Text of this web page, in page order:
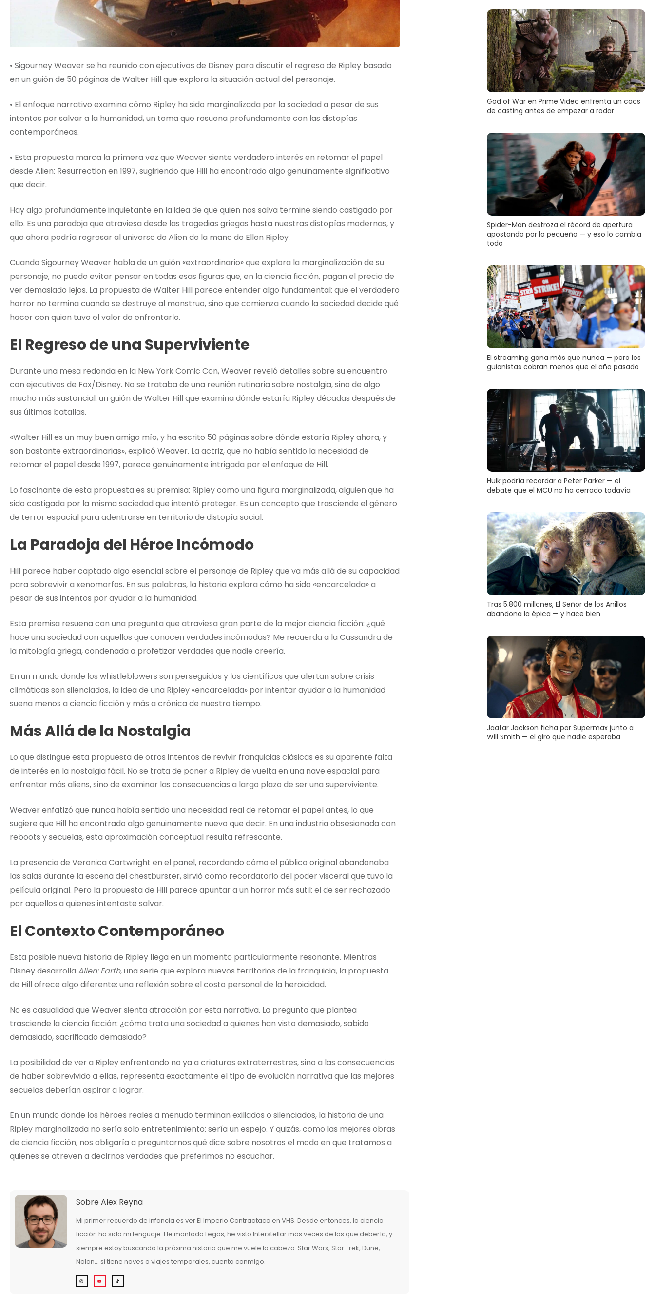
• Sigourney Weaver se ha reunido con ejecutivos de Disney para discutir el regreso de Ripley basado
en un guión de 50 páginas de Walter Hill que explora la situación actual del personaje.
• El enfoque narrativo examina cómo Ripley ha sido marginalizada por la sociedad a pesar de sus
intentos por salvar a la humanidad, un tema que resuena profundamente con las distopías
contemporáneas.
• Esta propuesta marca la primera vez que Weaver siente verdadero interés en retomar el papel
desde Alien: Resurrection en 1997, sugiriendo que Hill ha encontrado algo genuinamente significativo
que decir.
Hay algo profundamente inquietante en la idea de que quien nos salva termine siendo castigado por
ello. Es una paradoja que atraviesa desde las tragedias griegas hasta nuestras distopías modernas, y
que ahora podría regresar al universo de Alien de la mano de Ellen Ripley.
Cuando Sigourney Weaver habla de un guión «extraordinario» que explora la marginalización de su
personaje, no puedo evitar pensar en todas esas figuras que, en la ciencia ficción, pagan el precio de
ver demasiado lejos. La propuesta de Walter Hill parece entender algo fundamental: que el verdadero
horror no termina cuando se destruye al monstruo, sino que comienza cuando la sociedad decide qué
hacer con quien tuvo el valor de enfrentarlo.
El Regreso de una Superviviente
Durante una mesa redonda en la New York Comic Con, Weaver reveló detalles sobre su encuentro
con ejecutivos de Fox/Disney. No se trataba de una reunión rutinaria sobre nostalgia, sino de algo
mucho más sustancial: un guión de Walter Hill que examina dónde estaría Ripley décadas después de
sus últimas batallas.
«Walter Hill es un muy buen amigo mío, y ha escrito 50 páginas sobre dónde estaría Ripley ahora, y
son bastante extraordinarias», explicó Weaver. La actriz, que no había sentido la necesidad de
retomar el papel desde 1997, parece genuinamente intrigada por el enfoque de Hill.
Lo fascinante de esta propuesta es su premisa: Ripley como una figura marginalizada, alguien que ha
sido castigada por la misma sociedad que intentó proteger. Es un concepto que trasciende el género
de terror espacial para adentrarse en territorio de distopía social.
La Paradoja del Héroe Incómodo
Hill parece haber captado algo esencial sobre el personaje de Ripley que va más allá de su capacidad
para sobrevivir a xenomorfos. En sus palabras, la historia explora cómo ha sido «encarcelada» a
pesar de sus intentos por ayudar a la humanidad.
Esta premisa resuena con una pregunta que atraviesa gran parte de la mejor ciencia ficción: ¿qué
hace una sociedad con aquellos que conocen verdades incómodas? Me recuerda a la Cassandra de
la mitología griega, condenada a profetizar verdades que nadie creería.
En un mundo donde los whistleblowers son perseguidos y los científicos que alertan sobre crisis
climáticas son silenciados, la idea de una Ripley «encarcelada» por intentar ayudar a la humanidad
suena menos a ciencia ficción y más a crónica de nuestro tiempo.
Más Allá de la Nostalgia
Lo que distingue esta propuesta de otros intentos de revivir franquicias clásicas es su aparente falta
de interés en la nostalgia fácil. No se trata de poner a Ripley de vuelta en una nave espacial para
enfrentar más aliens, sino de examinar las consecuencias a largo plazo de ser una superviviente.
Weaver enfatizó que nunca había sentido una necesidad real de retomar el papel antes, lo que
sugiere que Hill ha encontrado algo genuinamente nuevo que decir. En una industria obsesionada con
reboots y secuelas, esta aproximación conceptual resulta refrescante.
La presencia de Veronica Cartwright en el panel, recordando cómo el público original abandonaba
las salas durante la escena del chestburster, sirvió como recordatorio del poder visceral que tuvo la
película original. Pero la propuesta de Hill parece apuntar a un horror más sutil: el de ser rechazado
por aquellos a quienes intentaste salvar.
El Contexto Contemporáneo
Esta posible nueva historia de Ripley llega en un momento particularmente resonante. Mientras
Disney desarrolla Alien: Earth, una serie que explora nuevos territorios de la franquicia, la propuesta
de Hill ofrece algo diferente: una reflexión sobre el costo personal de la heroicidad.
No es casualidad que Weaver sienta atracción por esta narrativa. La pregunta que plantea
trasciende la ciencia ficción: ¿cómo trata una sociedad a quienes han visto demasiado, sabido
demasiado, sacrificado demasiado?
La posibilidad de ver a Ripley enfrentando no ya a criaturas extraterrestres, sino a las consecuencias
de haber sobrevivido a ellas, representa exactamente el tipo de evolución narrativa que las mejores
secuelas deberían aspirar a lograr.
En un mundo donde los héroes reales a menudo terminan exiliados o silenciados, la historia de una
Ripley marginalizada no sería solo entretenimiento: sería un espejo. Y quizás, como las mejores obras
de ciencia ficción, nos obligaría a preguntarnos qué dice sobre nosotros el modo en que tratamos a
quienes se atreven a decirnos verdades que preferimos no escuchar.
SobreAlex Reyna
Mi primer recuerdo de infancia es ver El Imperio Contraataca en VHS. Desde entonces, la ciencia
ficción ha sido mi lenguaje. He montado Legos, he visto Interstellar más veces de las que debería, y
siempre estoy buscando la próxima historia que me vuele la cabeza. Star Wars, Star Trek, Dune,
Nolan… si tiene naves o viajes temporales, cuenta conmigo.
God of War en Prime Video enfrenta un caos
de casting antes de empezar a rodar
Spider-Man destroza el récord de apertura
apostando por lo pequeño — y eso lo cambia
todo
El streaming gana más que nunca — pero los
guionistas cobran menos que el año pasado
Hulk podría recordar a Peter Parker — el
debate que el MCU no ha cerrado todavía
Tras 5.800 millones, El Señor de los Anillos
abandona la épica — y hace bien
Jaafar Jackson ficha por Supermax junto a
Will Smith — el giro que nadie esperaba